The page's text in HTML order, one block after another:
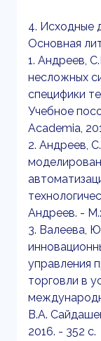
4. Исходные
Основная
1. Андреев,
несложных
специфики
Учебное
Academia,
2. Андреев,
Андреев. -
3. Валеева,
управления
торговли в
В.А.
2016. - 352 c.